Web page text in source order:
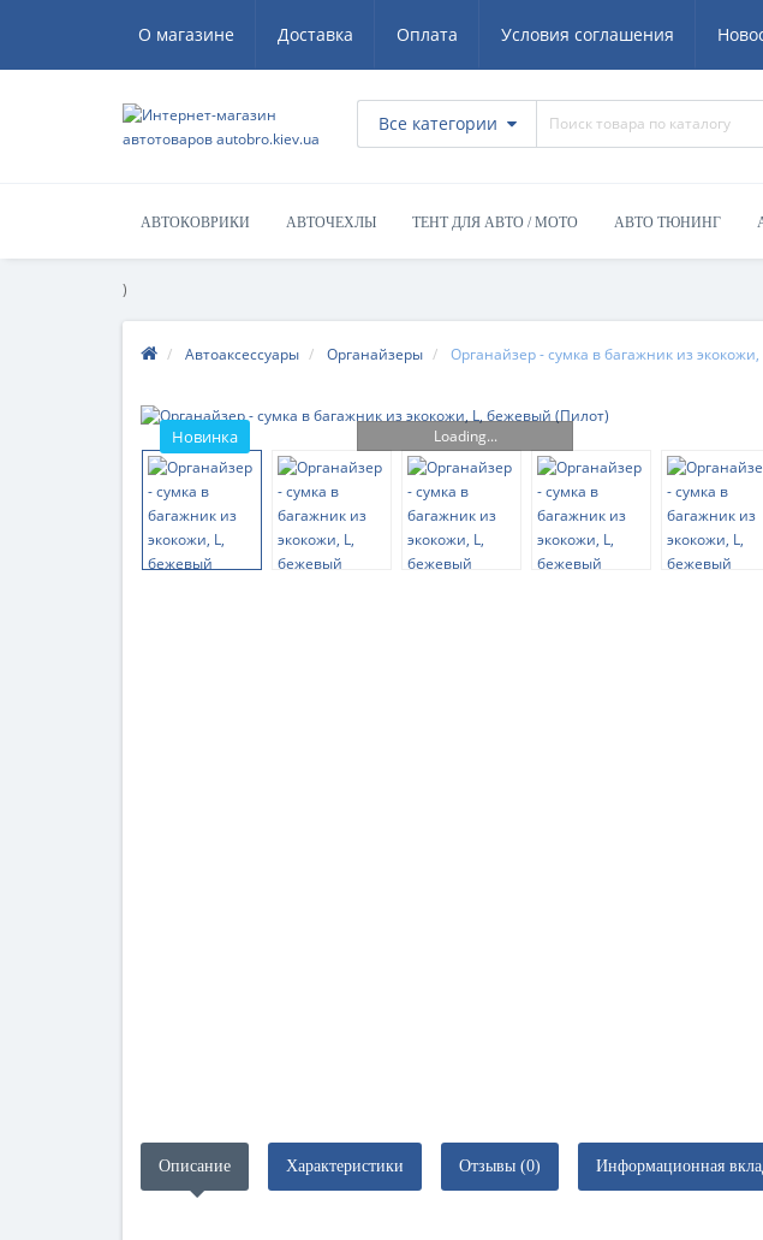
О магазине Доставка Оплата Условия соглашения
Все категории
АВТОКОВРИКИ АВТОЧЕХЛЫ ТЕНТ ДЛЯ АВТО / МОТО АВТО ТЮНИНГ
)
Автоаксессуары Органайзеры Органайзер - сумка в багажник из
Новинка Loading...
Описание Характеристики Отзывы (0) Информационная